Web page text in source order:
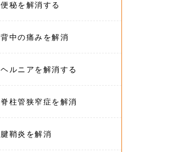
便秘を解消する
背中の痛みを解消
ヘルニアを解消する
脊柱管狭窄症を解消
腱鞘炎を解消